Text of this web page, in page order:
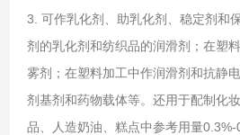
3. 可作乳化剂、助乳化剂、稳定剂和
剂的乳化剂和纺织品的润滑剂；在塑
雾剂；在塑料加工中作润滑剂和抗静
剂基剂和药物载体等。还用于配制化
品、人造奶油、糕点中参考用量